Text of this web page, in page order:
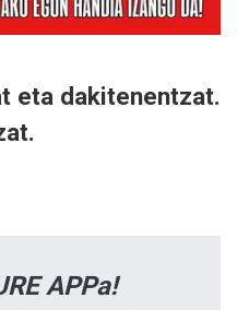
eta dakitenentzat.
APPa!